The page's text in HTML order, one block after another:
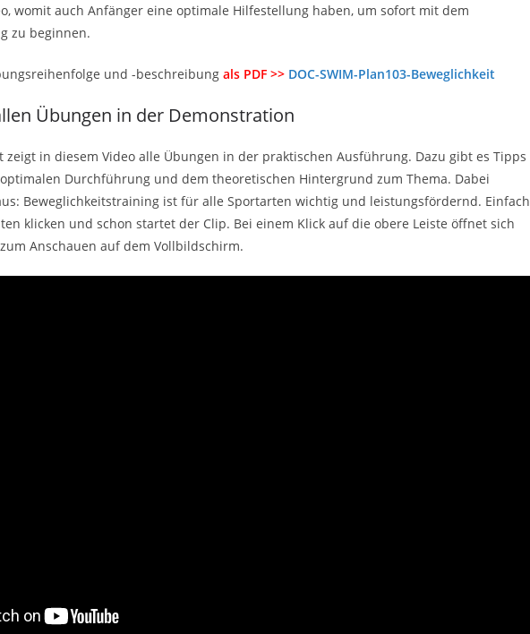
womit auch Anfänger eine optimale Hilfestellung haben, um sofort mit dem
zu beginnen.
und -beschreibung als PDF >> DOC-SWIM-Plan103-Beweglichkeit
Übungen in der Demonstration
in diesem Video alle Übungen in der praktischen Ausführung. Dazu gibt es Tipps
Durchführung und dem theoretischen Hintergrund zum Thema. Dabei
Beweglichkeitstraining ist für alle Sportarten wichtig und leistungsfördernd. Einfach
klicken und schon startet der Clip. Bei einem Klick auf die obere Leiste öffnet sich
Anschauen auf dem Vollbildschirm.